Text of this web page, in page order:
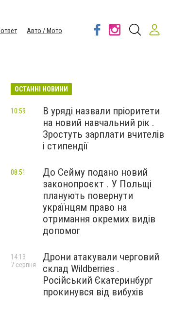
Авто / Мото
ОСТАННІ НОВИНИ
В уряді назвали пріоритети
на новий навчальний рік .
Зростуть зарплати вчителів
і стипендії
10:59
До Сейму подано новий
законопроєкт . У Польщі
планують повернути
українцям право на
отримання окремих видів
допомог
08:51
Дрони атакували черговий
склад Wildberries .
Російський Єкатеринбург
прокинувся від вибухів
14:13
7 серпня